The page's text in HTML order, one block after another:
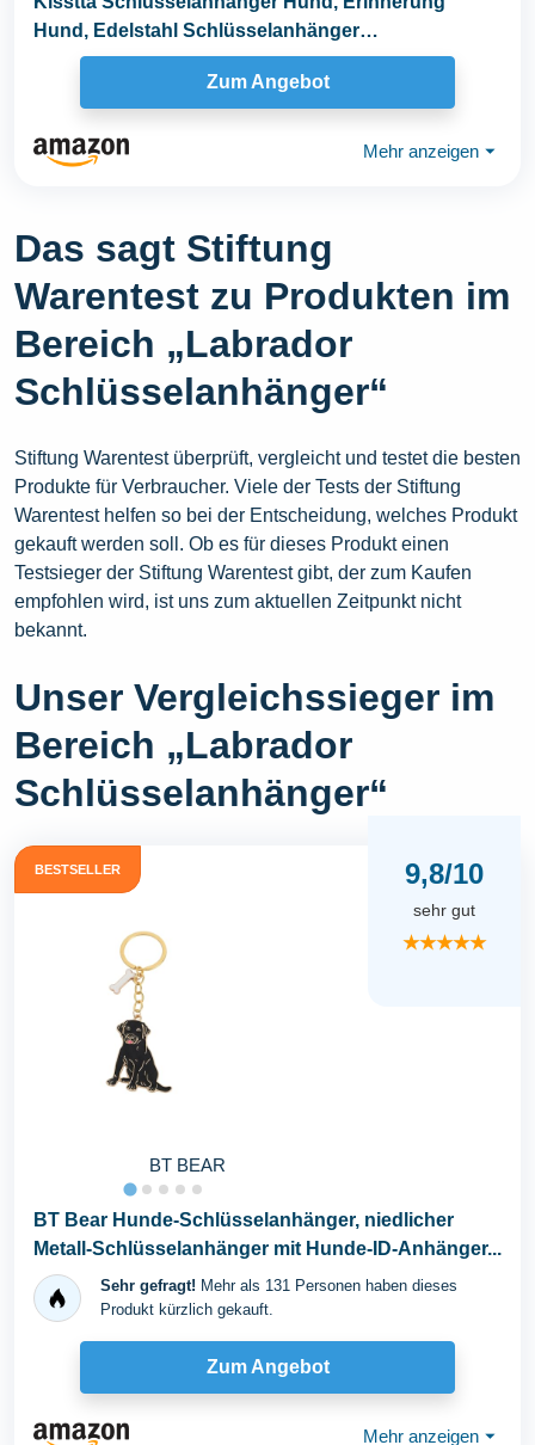
Hund, Edelstahl Schlüsselanhänger
Pfotenabdruck...
Zum Angebot
Mehr anzeigen ⏷
Das sagt Stiftung
Warentest zu Produkten im
Bereich „Labrador
Schlüsselanhänger“
Stiftung Warentest überprüft, vergleicht und testet die besten
Produkte für Verbraucher. Viele der Tests der Stiftung
Warentest helfen so bei der Entscheidung, welches Produkt
gekauft werden soll. Ob es für dieses Produkt einen
Testsieger der Stiftung Warentest gibt, der zum Kaufen
empfohlen wird, ist uns zum aktuellen Zeitpunkt nicht
bekannt.
Unser Vergleichssieger im
Bereich „Labrador
Schlüsselanhänger“
BESTSELLER
BT BEAR
9,8/10
sehr gut
★★★★★
BT Bear Hunde-Schlüsselanhänger, niedlicher
Metall-Schlüsselanhänger mit Hunde-ID-Anhänger...
Sehr gefragt! Mehr als 131 Personen haben dieses
Produkt kürzlich gekauft.
Zum Angebot
Mehr anzeigen ⏷